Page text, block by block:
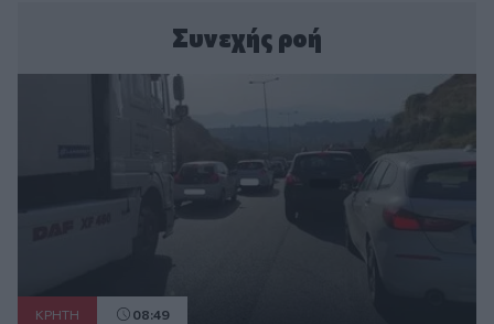
Συνεχής ροή
ΚΡΗΤΗ 08:49